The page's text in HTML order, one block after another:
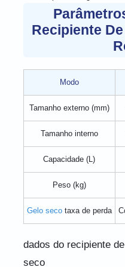
Recipiente
Modo
Tamanho externo (mm)
Tamanho interno
Capacidade (L)
Peso (kg)
Gelo secotaxa de perda
dados do recipiente
seco